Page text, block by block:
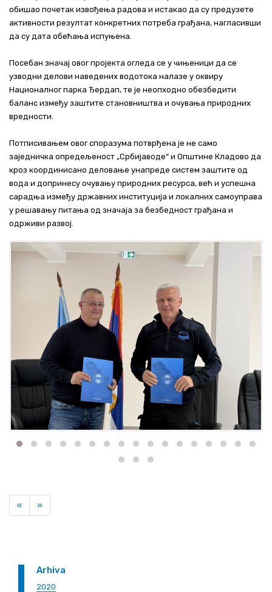
обишао почетак извођења радова и истакао да су предузете
активности резултат конкретних потреба грађана, нагласивши
да су дата обећања испуњена.
Посебан значај овог пројекта огледа се у чињеници да се
узводни делови наведених водотока налазе у оквиру
Националног парка Ђердап, те је неопходно обезбедити
баланс између заштите становништва и очувања природних
вредности.
Потписивањем овог споразума потврђена је не само
заједничка опредељеност „Србијаводе“ и Општине Кладово да
кроз координисано деловање унапреде систем заштите од
вода и допринесу очувању природних ресурса, већ и успешна
сарадња између државних институција и локалних самоуправа
у решавању питања од значаја за безбедност грађана и
одрживи развој.
«Previous
»
Arhiva
2020